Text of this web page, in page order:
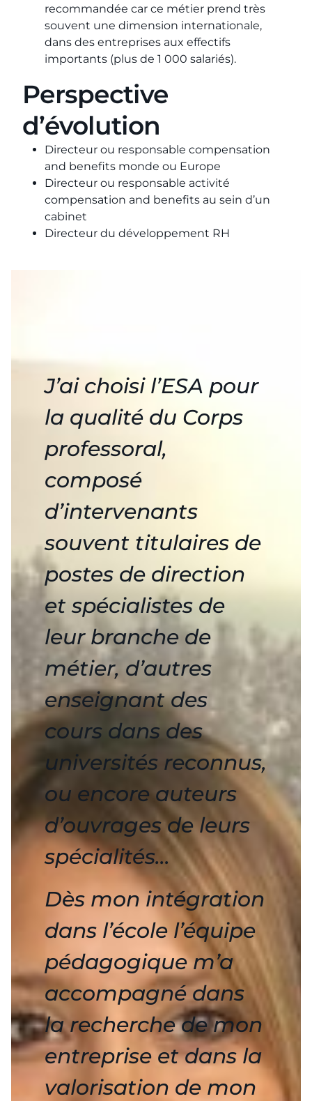
recommandée car ce métier prend très
souvent une dimension internationale,
dans des entreprises aux effectifs
importants (plus de 1 000 salariés).
Perspective
d’évolution
Directeur ou responsable compensation
and benefits monde ou Europe
Directeur ou responsable activité
compensation and benefits au sein d’un
cabinet
Directeur du développement RH
J’ai choisi l’ESA pour
la qualité du Corps
professoral,
composé
d’intervenants
souvent titulaires de
postes de direction
et spécialistes de
leur branche de
métier, d’autres
enseignant des
cours dans des
universités reconnus,
ou encore auteurs
d’ouvrages de leurs
spécialités…
Dès mon intégration
dans l’école l’équipe
pédagogique m’a
accompagné dans
la recherche de mon
entreprise et dans la
valorisation de mon